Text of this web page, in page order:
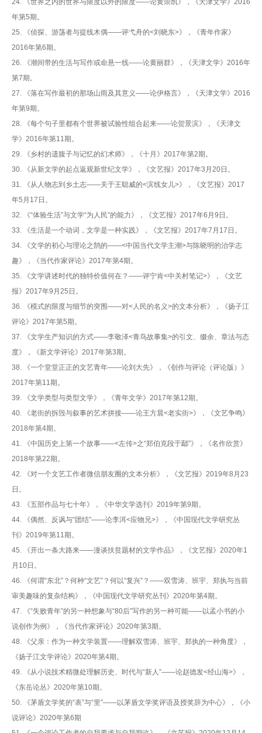
24. 《世界之内的世界与限度以外的限度——论黄崇凯》，《天津文学》2016
年第5期。
25. 《侦探、游荡者与提线木偶——评弋舟的<刘晓东>》，《青年作家》
2016年第6期。
26. 《潮间带的生活与写作或命悬一线——论黄丽群》，《天津文学》2016年
第7期。
27. 《落在写作最初的那场山雨及其意义——论伊格言》，《天津文学》2016
年第9期。
28. 《每个句子里都有个世界被试验性组合起来——论贺景滨》，《天津文
学》2016年第11期。
29. 《乡村的遗腹子与记忆的幻术师》，《十月》2017年第2期。
30. 《从新文学的起点返观新世纪文学》，《文艺报》2017年3月20日。
31. 《从人物志到乡土志——关于王聪威的<滨线女儿>》，《文艺报》2017
年5月17日。
32. 《“体验生活”与文学“为人民”的能力》，《文艺报》2017年6月9日。
33. 《生活是一个动词，文学是一种实践》，《文艺报》2017年7月17日。
34. 《文学的初心与理论之鹄的——<中国当代文学主潮>与陈晓明的治学志
趣》，《当代作家评论》2017年第4期。
35. 《文学讲述时代的独特价值何在？——评宁肯<中关村笔记>》，《文艺
报》2017年9月25日。
36. 《模式的限度与细节的突围——对<人民的名义>的文本分析》，《扬子江
评论》2017年第5期。
37. 《文学生产知识的方式——李敬泽<青鸟故事集>的引文、缀余、章法与态
度》，《新文学评论》2017年第3期。
38. 《一个堂堂正正的文艺青年——论刘大先》，《创作与评论（评论版）》
2017年第11期。
39. 《文学类型与类型文学》，《青年文学》2017年第12期。
40. 《老街的拆毁与叙事的艺术拼接——论王方晨<老实街>》，《文艺争鸣》
2018年第4期。
41. 《中国历史上第一个故事——<左传>之“郑伯克段于鄢”》，《名作欣赏》
2018年第22期。
42. 《对一个文艺工作者微信朋友圈的文本分析》，《文艺报》2019年8月23
日。
43. 《五部作品与七十年》，《中华文学选刊》2019年第9期。
44. 《偶然、反讽与“团结”——论李洱<应物兄>》，《中国现代文学研究丛
刊》2019年第11期。
45. 《开出一条大路来——漫谈扶贫题材的文学作品》，《文艺报》2020年1
月10日。
46. 《何谓“东北”？何种“文艺”？何以“复兴”？——双雪涛、班宇、郑执与当前
审美趣味的复杂结构》，《中国现代文学研究丛刊》2020年第4期。
47. 《“失败青年”的另一种想象与“80后”写作的另一种可能——以孟小书的小
说创作为例》，《当代作家评论》2020年第3期。
48. 《父亲：作为一种文学装置——理解双雪涛、班宇、郑执的一种角度》，
《扬子江文学评论》2020年第4期。
49. 《从小说技术精微处理解历史、时代与“新人”——论赵德发<经山海>》，
《东岳论丛》2020年第10期。
50. 《茅盾文学奖的“表”与“里”——以茅盾文学奖评语及授奖辞为中心》，《小
说评论》2020年第6期